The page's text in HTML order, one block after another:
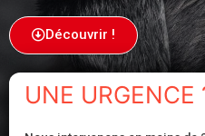
Découvrir !
UNE URGENCE